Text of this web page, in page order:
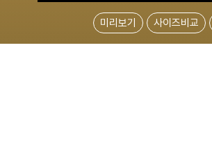
미리보기 사이즈비교